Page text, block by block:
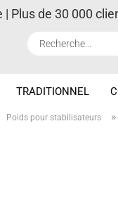
| Plus de 30 000
TRADITIONNEL
Poids pour stabilisateurs »